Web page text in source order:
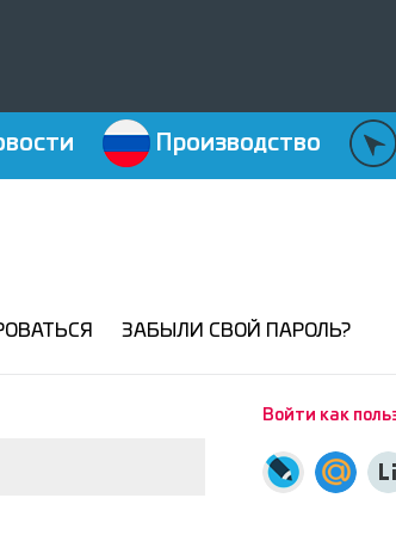
Производство
ЗАБЫЛИ СВОЙ ПАРОЛЬ?
Войти как